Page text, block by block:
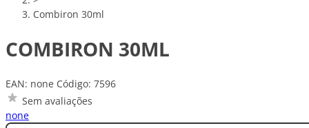
Combiron 30ml
COMBIRON 30ML
EAN: none Código: 7596
Sem avaliações
none